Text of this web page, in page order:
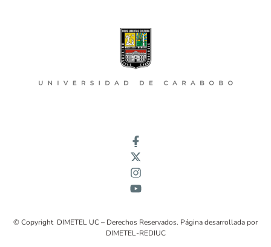
© Copyright DIMETEL UC – Derechos Reservados. Página desarrollada por
DIMETEL-REDIUC